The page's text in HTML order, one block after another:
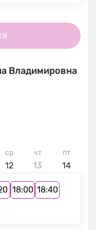
Владимировна
ср
12
чт
13
пт
14
18:00 18:40